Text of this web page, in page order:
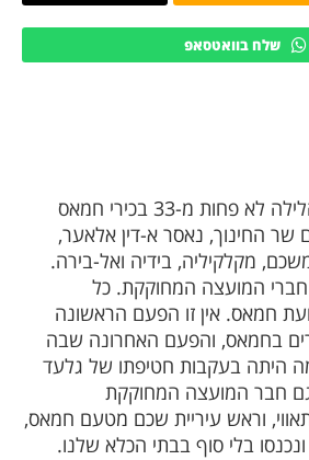
שלח בוואטסאפ
צה”ל והשב”כ עצרו הלילה לא פחות מ-33 בכירי חמאס
שר החינוך, נאסר א-דין אלאער,
מקלקיליה, בידיה ואל-בירה.
חברי המועצה המחוקקת. כל
חמאס. אין זו הפעם הראשונה
בחמאס, והפעם האחרונה שבה
היתה בעקבות חטיפתו של גלעד
חבר המועצה המחוקקת
וראש עיריית שכם מטעם חמאס,
בלי סוף בבתי הכלא שלנו.